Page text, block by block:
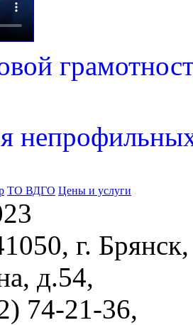
ТО ВДГО Цены и услуги
г. Брянск,
д.54,
74-21-36,